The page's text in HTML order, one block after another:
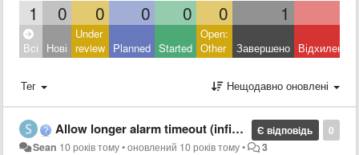
1 0 0 0 0 0 1
Всі Нові
Under
review Planned Started
Open:
Other
Завершено Відхилено
Тег Нещодавно оновлені
0
Є відповідь
Allow longer alarm timeout (infinite?)
Sean 10 років тому•оновлений 10 років тому• 3